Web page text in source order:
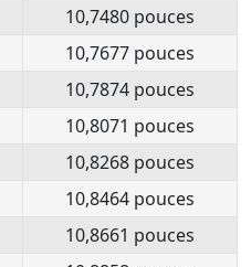
10,7480 pouces
10,7677 pouces
10,7874 pouces
10,8071 pouces
10,8268 pouces
10,8464 pouces
10,8661 pouces